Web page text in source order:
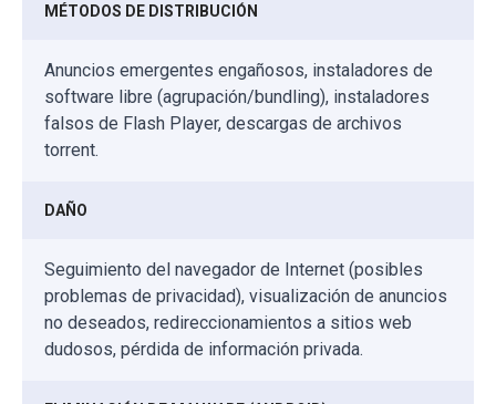
MÉTODOS DE DISTRIBUCIÓN
Anuncios emergentes engañosos, instaladores de
software libre (agrupación/bundling), instaladores
falsos de Flash Player, descargas de archivos
torrent.
DAÑO
Seguimiento del navegador de Internet (posibles
problemas de privacidad), visualización de anuncios
no deseados, redireccionamientos a sitios web
dudosos, pérdida de información privada.